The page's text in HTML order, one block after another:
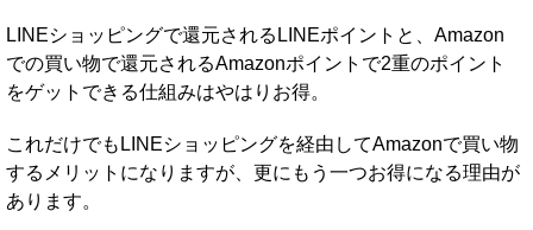
LINEショッピングで還元されるLINEポイントと、Amazon
での買い物で還元されるAmazonポイントで2重のポイント
をゲットできる仕組みはやはりお得。
これだけでもLINEショッピングを経由してAmazonで買い物
するメリットになりますが、更にもう一つお得になる理由が
あります。